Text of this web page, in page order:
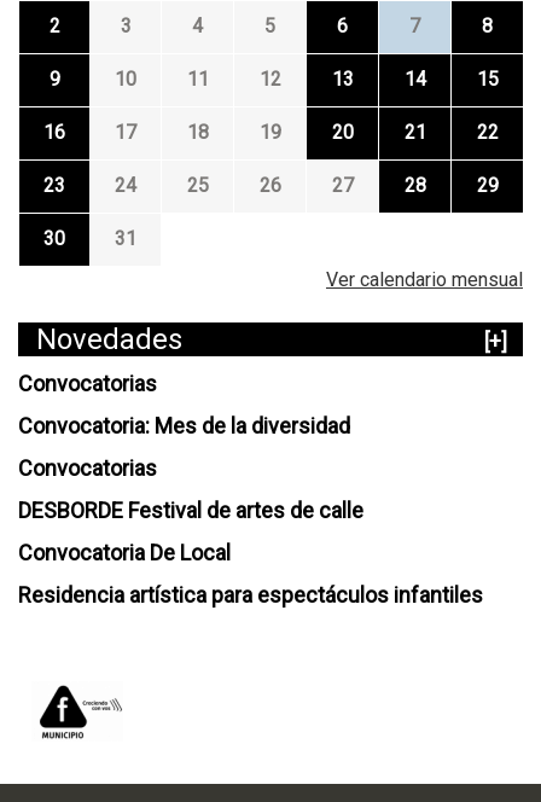
2 3 4 5 6 7 8
9 10 11 12 13 14 15
16 17 18 19 20 21 22
23 24 25 26 27 28 29
30
31
Ver calendario mensual
Novedades
[+]
Convocatorias
Convocatoria: Mes de la diversidad
Convocatorias
DESBORDE Festival de artes de calle
Convocatoria De Local
Residencia artística para espectáculos infantiles